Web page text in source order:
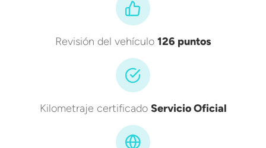
Revisión del vehículo 126 puntos
Kilometraje certificado Servicio Oficial